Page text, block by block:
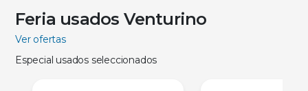
Feria usados Venturino
Ver ofertas
Especial usados seleccionados